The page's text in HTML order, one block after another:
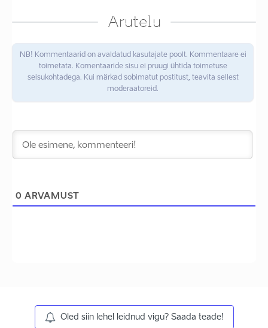
Arutelu
NB! Kommentaarid on avaldatud kasutajate poolt. Kommentaare ei
toimetata. Komentaaride sisu ei pruugi ühtida toimetuse
seisukohtadega. Kui märkad sobimatut postitust, teavita sellest
moderaatoreid.
0 ARVAMUST
Oled siin lehel leidnud vigu? Saada teade!